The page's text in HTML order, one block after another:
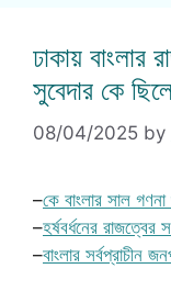
ঢাকায় বাংলার
সুবেদার কে
08/04/2025 by
–কে বাংলার সাল
–হর্ষবর্ধনের রাজত্বের
–বাংলার সর্বপ্রাচীন